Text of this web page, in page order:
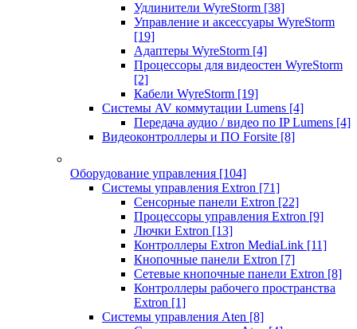
Удлинители WyreStorm [38]
Управление и аксессуары WyreStorm
[19]
Адаптеры WyreStorm [4]
Процессоры для видеостен WyreStorm
[2]
Кабели WyreStorm [19]
Системы AV коммутации Lumens [4]
Передача аудио / видео по IP Lumens [4]
Видеоконтроллеры и ПО Forsite [8]
Оборудование управления [104]
Системы управления Extron [71]
Сенсорные панели Extron [22]
Процессоры управления Extron [9]
Лючки Extron [13]
Контроллеры Extron MediaLink [11]
Кнопочные панели Extron [7]
Сетевые кнопочные панели Extron [8]
Контроллеры рабочего пространства
Extron [1]
Системы управления Aten [8]